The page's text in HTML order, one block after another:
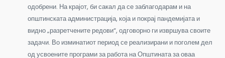
одобрени. На крајот, би сакал да се заблагодарам и на
општинската администрација, која и покрај пандемијата и
видно „разретчените редови“, одговорно ги извршува своите
задачи. Во изминатиот период се реализирани и поголем дел
од усвоените програми за работа на Општината за оваа